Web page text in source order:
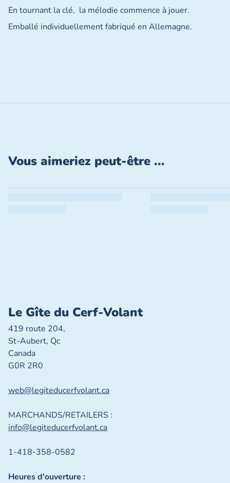
En tournant la clé, la mélodie commence à jouer.
Emballé individuellement fabriqué en Allemagne.
Vous aimeriez peut-être ...
Le Gîte du Cerf-Volant
419 route 204,
St-Aubert, Qc
Canada
G0R 2R0
web@legiteducerfvolant.ca
MARCHANDS/RETAILERS :
info@legiteducerfvolant.ca
1-418-358-0582
Heures d'ouverture :